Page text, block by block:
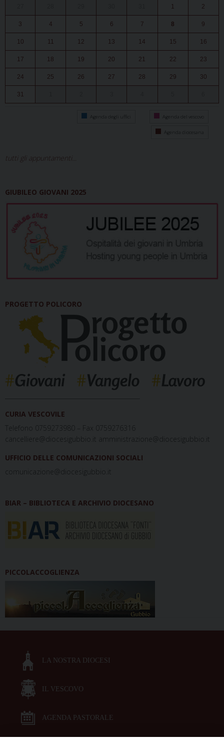
1 2
3 4 5 6 7 8 9
10 11 12 13 14 15 16
17 18 19 20 21 22 23
24 25 26 27 28 29 30
31
Agenda degli uffici Agenda del vescovo
Agenda diocesana
tutti gli appuntamenti...
GIUBILEO GIOVANI 2025
PROGETTO POLICORO
CURIA VESCOVILE
Telefono 0759273980 – Fax 0759276316
cancelliere@diocesigubbio.it amministrazione@diocesigubbio.it
UFFICIO DELLE COMUNICAZIONI SOCIALI
comunicazione@diocesigubbio.it
BIAR – BIBLIOTECA E ARCHIVIO DIOCESANO
PICCOLACCOGLIENZA
LA NOSTRA DIOCESI
IL VESCOVO
AGENDA PASTORALE